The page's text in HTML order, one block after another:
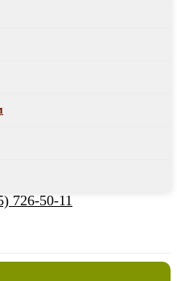
726-50-11